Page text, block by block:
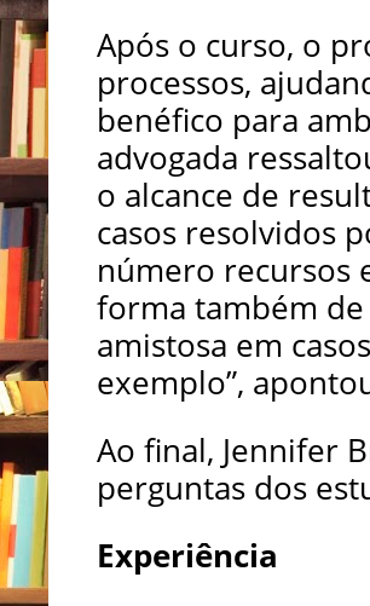
Após o curso, o
processos,
benéfico para
advogada
o alcance de
casos resolvidos
número recursos
forma também
amistosa em
exemplo”,
Ao final, Jennifer
perguntas dos
Experiência